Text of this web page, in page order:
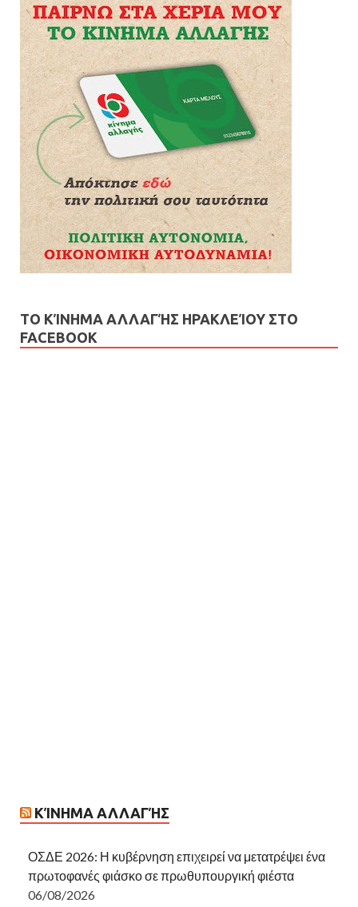
ΤΟ ΚΊΝΗΜΑ ΑΛΛΑΓΉΣ ΗΡΑΚΛΕΊΟΥ ΣΤΟ
FACEBOOK
ΚΊΝΗΜΑ ΑΛΛΑΓΉΣ
ΟΣΔΕ 2026: Η κυβέρνηση επιχειρεί να μετατρέψει ένα
πρωτοφανές φιάσκο σε πρωθυπουργική φιέστα
06/08/2026